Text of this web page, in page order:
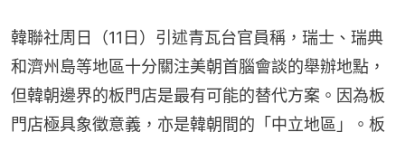
韓聯社周日（11日）引述青瓦台官員稱，瑞士、瑞典
和濟州島等地區十分關注美朝首腦會談的舉辦地點，
但韓朝邊界的板門店是最有可能的替代方案。因為板
門店極具象徵意義，亦是韓朝間的「中立地區」。板